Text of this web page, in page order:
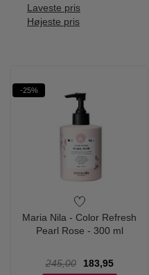
Laveste pris
Højeste pris
-25%
Maria Nila - Color Refresh
Pearl Rose - 300 ml
245,00
183,95